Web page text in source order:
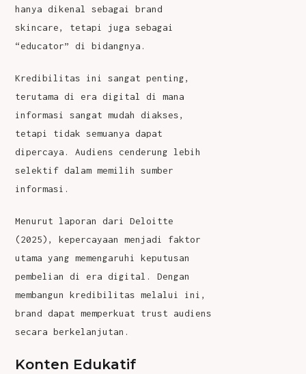
hanya dikenal sebagai brand
skincare, tetapi juga sebagai
“educator” di bidangnya.
Kredibilitas ini sangat penting,
terutama di era digital di mana
informasi sangat mudah diakses,
tetapi tidak semuanya dapat
dipercaya. Audiens cenderung lebih
selektif dalam memilih sumber
informasi.
Menurut laporan dari Deloitte
(2025), kepercayaan menjadi faktor
utama yang memengaruhi keputusan
pembelian di era digital.Dengan
membangun kredibilitas melalui ini,
brand dapat memperkuat trust audiens
secara berkelanjutan.
Konten Edukatif